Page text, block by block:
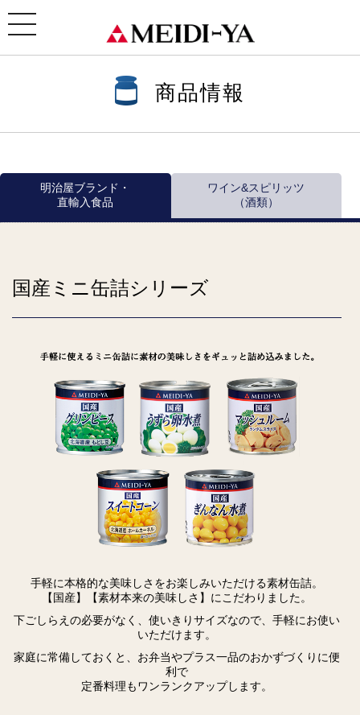
toggle
navigation
商品情報
明治屋ブランド・
直輸入食品
ワイン&スピリッツ
（酒類）
国産ミニ缶詰シリーズ
手軽に本格的な美味しさをお楽しみいただける素材缶詰。
【国産】【素材本来の美味しさ】にこだわりました。
下ごしらえの必要がなく、使いきりサイズなので、手軽にお使い
いただけます。
家庭に常備しておくと、お弁当やプラス一品のおかずづくりに便
利で
定番料理もワンランクアップします。